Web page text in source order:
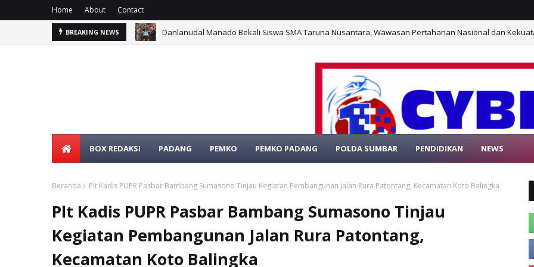
Home About Contact
BREAKING NEWS Danlanudal Manado Bekali Siswa SMA Taruna Nusantara, Wawasan Pertahanan Nasional dan
SELAMAT DATANG DI WEBSITE RESMI
BOX REDAKSI PADANG PEMKO PEMKO PADANG POLDA SUMBAR PENDIDIKAN NEWS
Beranda Plt Kadis PUPR Pasbar Bambang Sumasono Tinjau Kegiatan Pembangunan Jalan Rura Patontang, Kecamatan Koto Balingka
Plt Kadis PUPR Pasbar Bambang Sumasono Tinjau
Kegiatan Pembangunan Jalan Rura Patontang,
Kecamatan Koto Balingka